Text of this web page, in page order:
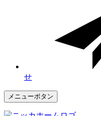
せ
メニューボタン